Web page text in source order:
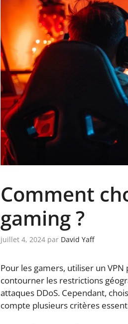
Comment
gaming ?
juillet 4, 2024 par David Yaff
Pour les gamers, utiliser un
contourner les restrictions
attaques DDoS. Cependant,
compte plusieurs critères